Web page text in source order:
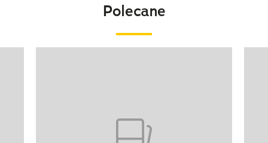
Polecane